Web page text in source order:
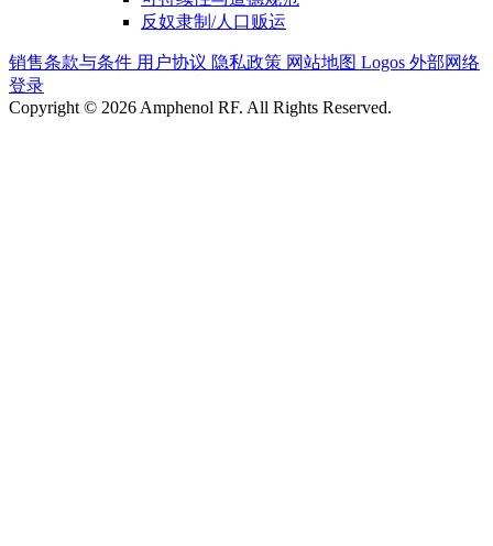
反奴隶制/人口贩运
销售条款与条件 用户协议 隐私政策 网站地图 Logos 外部网络
登录
Copyright © 2026 Amphenol RF. All Rights Reserved.